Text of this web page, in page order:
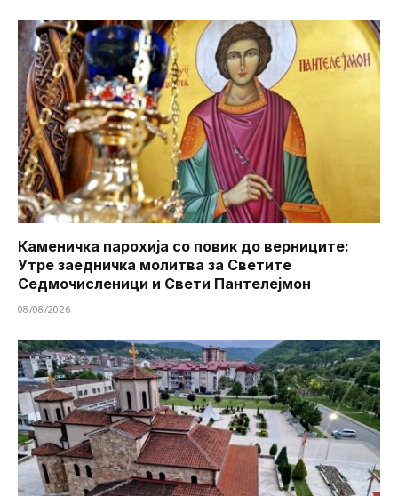
Каменичка парохија со повик до верниците:
Утре заедничка молитва за Светите
Седмочисленици и Свети Пантелејмон
08/08/2026